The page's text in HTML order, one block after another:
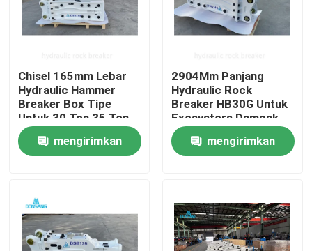
Produk
Chisel 165mm Lebar
Hydraulic Hammer
Breaker Box Tipe
Untuk 30 Ton 35 Ton
40 Ton Excavator
mengirimkan
2904Mm Panjang
Hydraulic Rock
Breaker HB30G Untuk
Excavators Dampak
Kekuatan 5250 J
mengirimkan